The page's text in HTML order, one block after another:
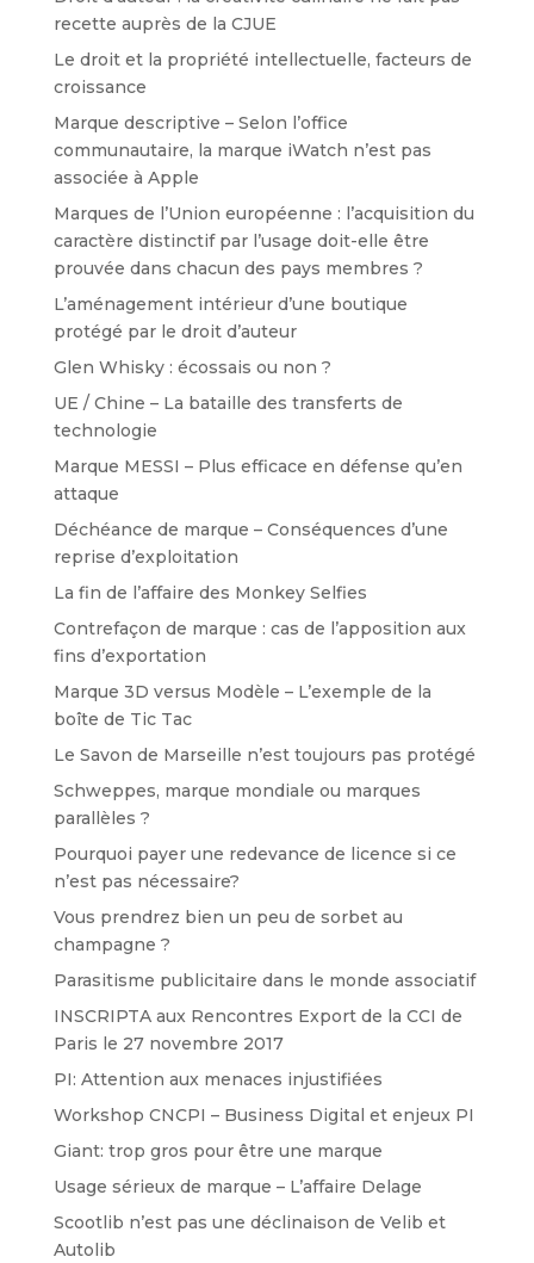
recette auprès de la CJUE
Le droit et la propriété intellectuelle, facteurs de
croissance
Marque descriptive – Selon l’office
communautaire, la marque iWatch n’est pas
associée à Apple
Marques de l’Union européenne : l’acquisition du
caractère distinctif par l’usage doit-elle être
prouvée dans chacun des pays membres ?
L’aménagement intérieur d’une boutique
protégé par le droit d’auteur
Glen Whisky : écossais ou non ?
UE / Chine – La bataille des transferts de
technologie
Marque MESSI – Plus efficace en défense qu’en
attaque
Déchéance de marque – Conséquences d’une
reprise d’exploitation
La fin de l’affaire des Monkey Selfies
Contrefaçon de marque : cas de l’apposition aux
fins d’exportation
Marque 3D versus Modèle – L’exemple de la
boîte de Tic Tac
Le Savon de Marseille n’est toujours pas protégé
Schweppes, marque mondiale ou marques
parallèles ?
Pourquoi payer une redevance de licence si ce
n’est pas nécessaire?
Vous prendrez bien un peu de sorbet au
champagne ?
Parasitisme publicitaire dans le monde associatif
INSCRIPTA aux Rencontres Export de la CCI de
Paris le 27 novembre 2017
PI: Attention aux menaces injustifiées
Workshop CNCPI – Business Digital et enjeux PI
Giant: trop gros pour être une marque
Usage sérieux de marque – L’affaire Delage
Scootlib n’est pas une déclinaison de Velib et
Autolib